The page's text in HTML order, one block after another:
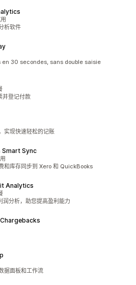
析软件
en 30 secondes, sans double saisie
并登记付款
实现快速轻松的记账
Smart Sync
和库存同步到 Xero 和 QuickBooks
Analytics
润分析，助您提高盈利能力
据面板和工作流